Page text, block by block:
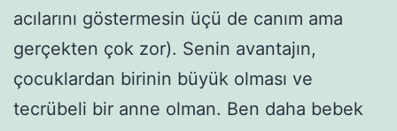
acılarını göstermesin üçü de canım ama
gerçekten çok zor). Senin avantajın,
çocuklardan birinin büyük olması ve
tecrübeli bir anne olman. Ben daha bebek